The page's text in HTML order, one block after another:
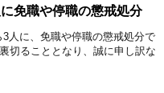
免職や停職の懲戒処分
人に、免職や停職の懲戒処分で
切ることとなり、誠に申し訳な